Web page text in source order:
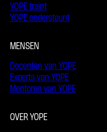
YOPE traint
YOPE ondersteunt
MENSEN
Docenten van YOPE
Experts van YOPE
Mentoren van YOPE
OVER YOPE